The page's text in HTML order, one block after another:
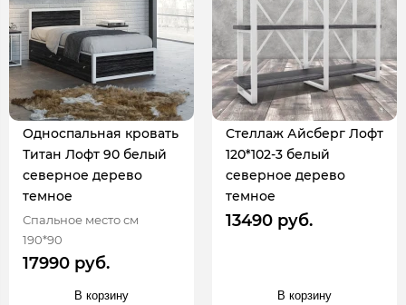
Односпальная кровать
Титан Лофт 90 белый
северное дерево
темное
Спальное место см
190*90
17990 руб.
В корзину
Стеллаж Айсберг Лофт
120*102-3 белый
северное дерево
темное
13490 руб.
В корзину